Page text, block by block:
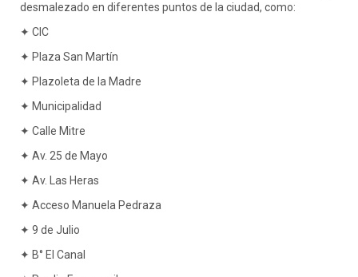
desmalezado en diferentes puntos de la ciudad, como:
✦ CIC
✦ Plaza San Martín
✦ Plazoleta de la Madre
✦ Municipalidad
✦ Calle Mitre
✦ Av. 25 de Mayo
✦ Av. Las Heras
✦ Acceso Manuela Pedraza
✦ 9 de Julio
✦ B° El Canal